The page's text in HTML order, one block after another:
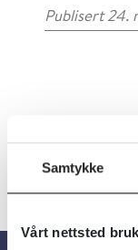
Samtykke
Vårt nettsted
Publisert 24.